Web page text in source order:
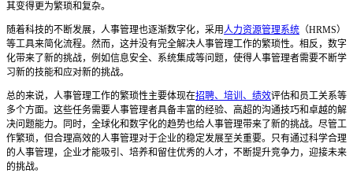
其变得更为繁琐和复杂。
随着科技的不断发展，人事管理也逐渐数字化，采用人力资源管理系统 （HRMS）
等工具来简化流程。然而，这并没有完全解决人事管理工作的繁琐性。相反，数字
化带来了新的挑战，例如信息安全、系统集成等问题，使得人事管理者需要不断学
习新的技能和应对新的挑战。
总的来说，人事管理工作的繁琐性主要体现在招聘、培训、绩效评估和员工关系等
多个方面。这些任务需要人事管理者具备丰富的经验、高超的沟通技巧和卓越的解
决问题能力。同时，全球化和数字化的趋势也给人事管理带来了新的挑战。尽管工
作繁琐，但合理高效的人事管理对于企业的稳定发展至关重要。只有通过科学合理
的人事管理，企业才能吸引、培养和留住优秀的人才，不断提升竞争力，迎接未来
的挑战。